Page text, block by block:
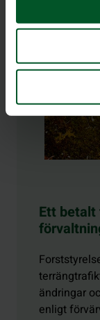
Ett
ändringar
enligt